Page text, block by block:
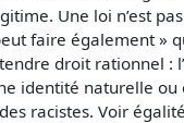
Une loi n’est
faire également »
droit rationnel :
identité naturelle
racistes. Voir